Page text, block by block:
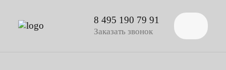
8 495 190 79 91
Заказать звонок